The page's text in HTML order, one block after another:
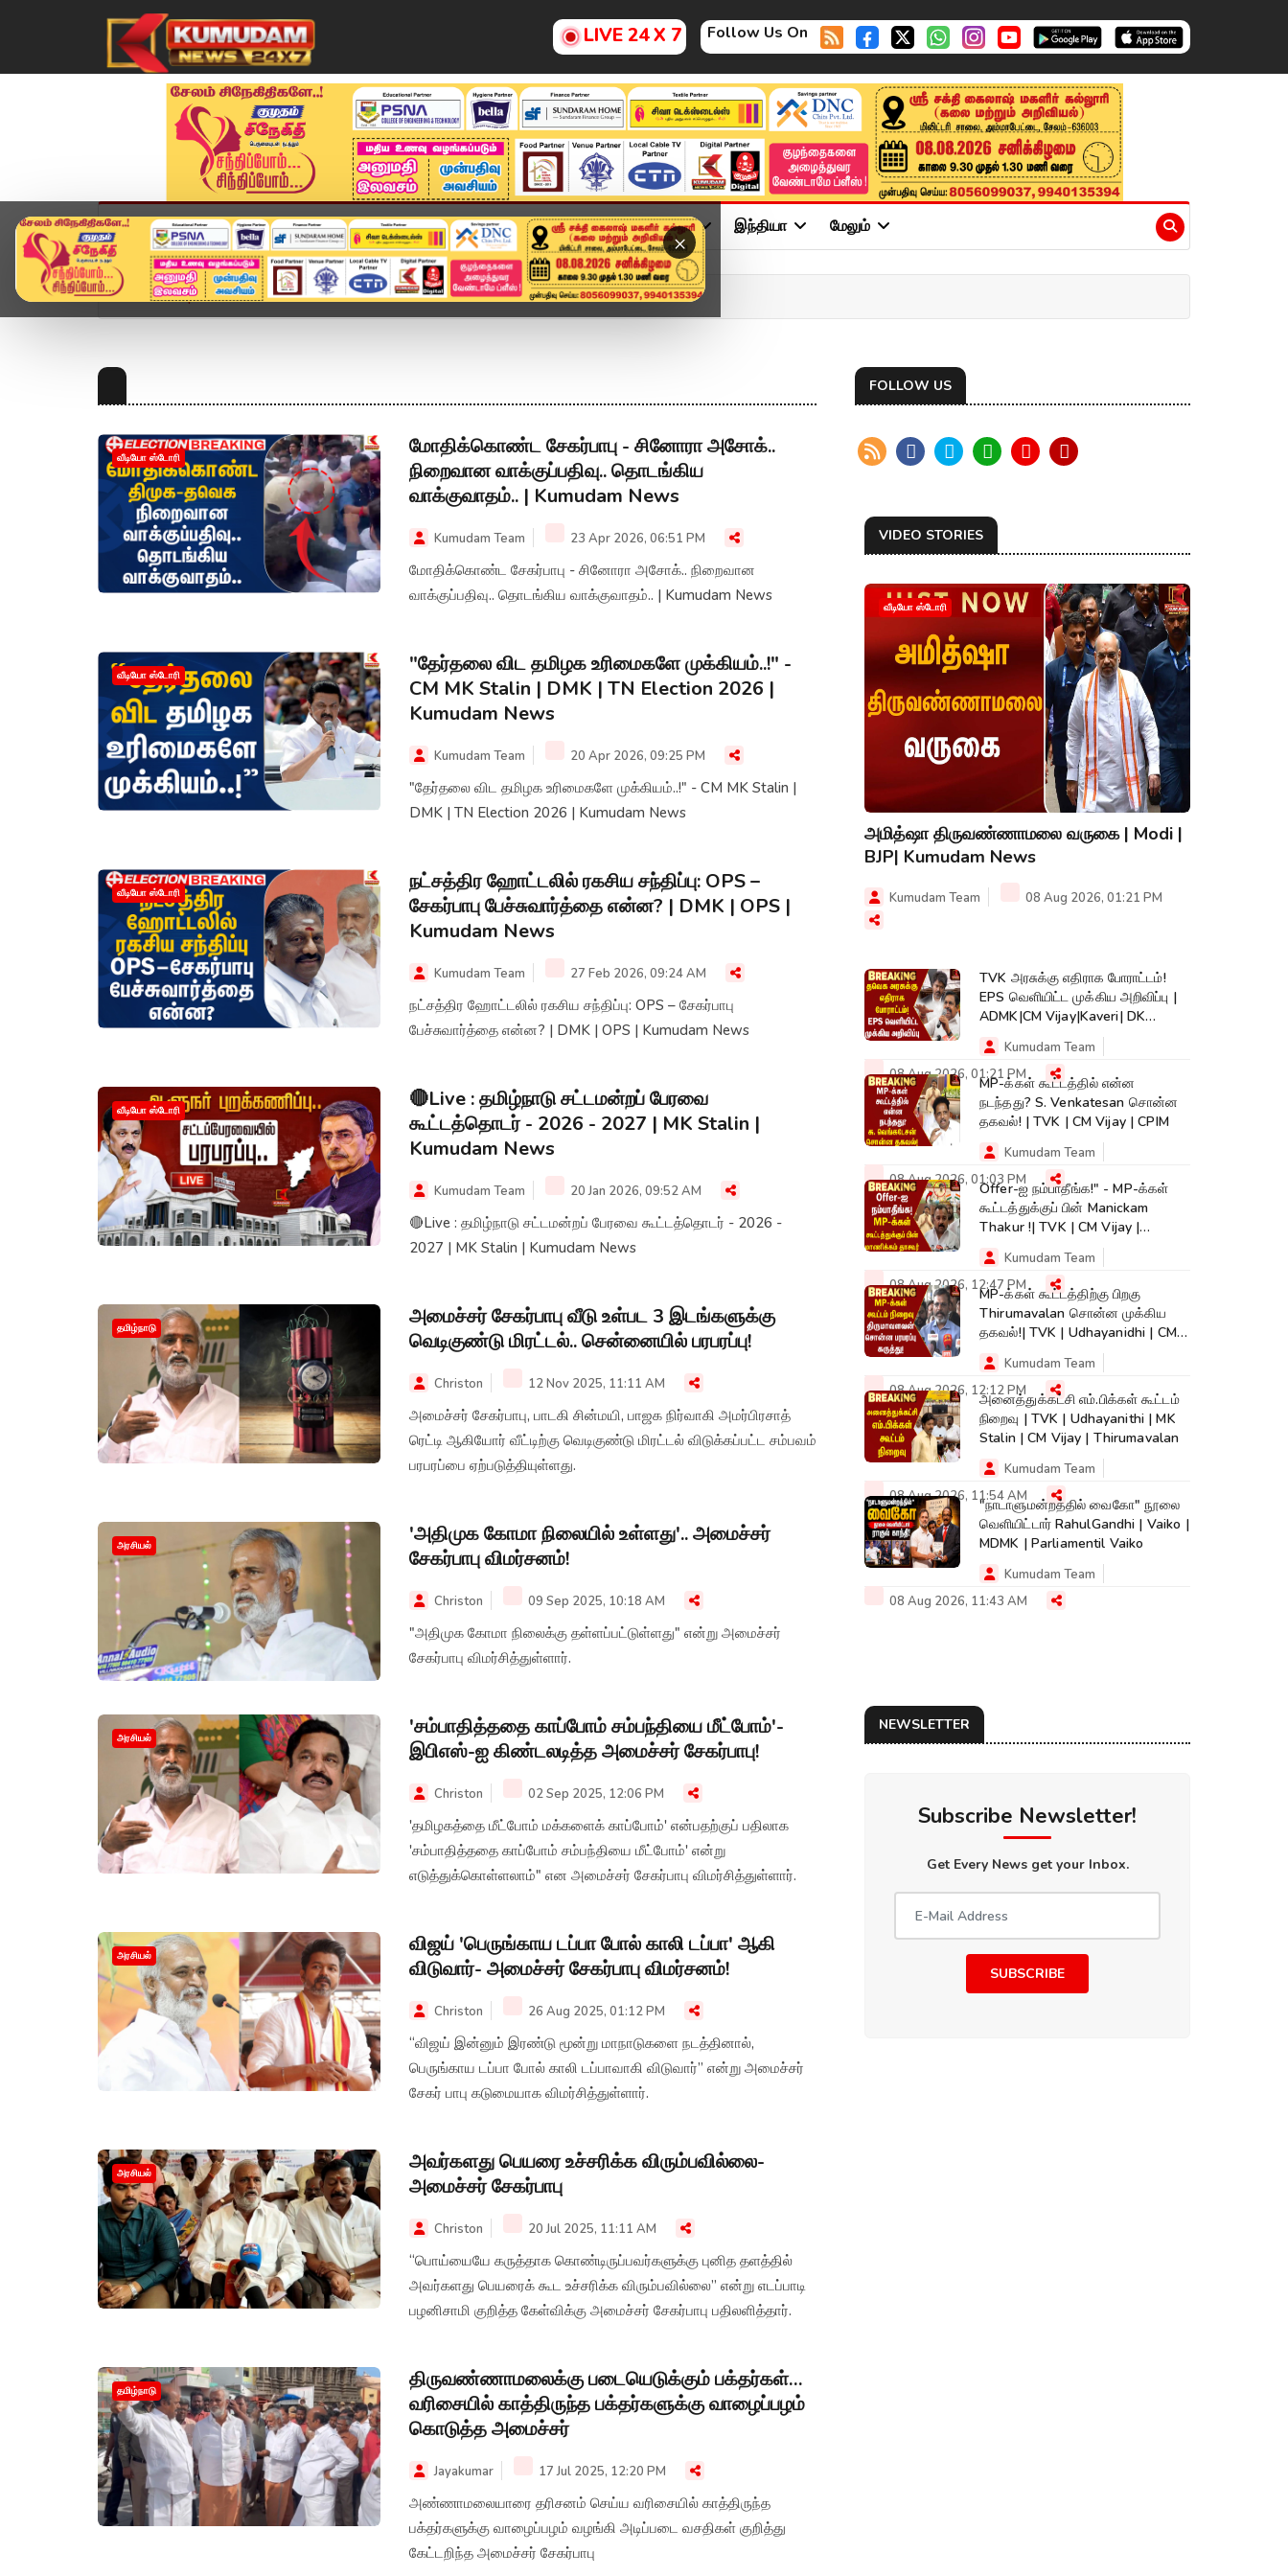
LIVE 24 X 7 Follow Us On
×
முகப்பு விளையாட்டு அண்மை தமிழ்நாடு சினிமா அரசியல் விளையாட்டு இந்தியா மேலும்
Home Topics
வீடியோ ஸ்டோரி
மோதிக்கொண்ட சேகர்பாபு - சினோரா அசோக்..
நிறைவான வாக்குப்பதிவு.. தொடங்கிய
வாக்குவாதம்.. | Kumudam News
Kumudam Team 23 Apr 2026, 06:51 PM
மோதிக்கொண்ட சேகர்பாபு - சினோரா அசோக்.. நிறைவான
வாக்குப்பதிவு.. தொடங்கிய வாக்குவாதம்.. | Kumudam News
வீடியோ ஸ்டோரி
"தேர்தலை விட தமிழக உரிமைகளே முக்கியம்..!" -
CM MK Stalin | DMK | TN Election 2026 |
Kumudam News
Kumudam Team 20 Apr 2026, 09:25 PM
"தேர்தலை விட தமிழக உரிமைகளே முக்கியம்..!" - CM MK Stalin |
DMK | TN Election 2026 | Kumudam News
வீடியோ ஸ்டோரி
நட்சத்திர ஹோட்டலில் ரகசிய சந்திப்பு: OPS –
சேகர்பாபு பேச்சுவார்த்தை என்ன? | DMK | OPS |
Kumudam News
Kumudam Team 27 Feb 2026, 09:24 AM
நட்சத்திர ஹோட்டலில் ரகசிய சந்திப்பு: OPS – சேகர்பாபு
பேச்சுவார்த்தை என்ன? | DMK | OPS | Kumudam News
வீடியோ ஸ்டோரி
🔴Live : தமிழ்நாடு சட்டமன்றப் பேரவை
கூட்டத்தொடர் - 2026 - 2027 | MK Stalin |
Kumudam News
Kumudam Team 20 Jan 2026, 09:52 AM
🔴Live : தமிழ்நாடு சட்டமன்றப் பேரவை கூட்டத்தொடர் - 2026 -
2027 | MK Stalin | Kumudam News
தமிழ்நாடு
அமைச்சர் சேகர்பாபு வீடு உள்பட 3 இடங்களுக்கு
வெடிகுண்டு மிரட்டல்.. சென்னையில் பரபரப்பு!
Christon 12 Nov 2025, 11:11 AM
அமைச்சர் சேகர்பாபு, பாடகி சின்மயி, பாஜக நிர்வாகி அமர்பிரசாத்
ரெட்டி ஆகியோர் வீட்டிற்கு வெடிகுண்டு மிரட்டல் விடுக்கப்பட்ட சம்பவம்
பரபரப்பை ஏற்படுத்தியுள்ளது.
அரசியல்
'அதிமுக கோமா நிலையில் உள்ளது'.. அமைச்சர்
சேகர்பாபு விமர்சனம்!
Christon 09 Sep 2025, 10:18 AM
"அதிமுக கோமா நிலைக்கு தள்ளப்பட்டுள்ளது" என்று அமைச்சர்
சேகர்பாபு விமர்சித்துள்ளார்.
அரசியல்
'சம்பாதித்ததை காப்போம் சம்பந்தியை மீட்போம்'-
இபிஎஸ்-ஐ கிண்டலடித்த அமைச்சர் சேகர்பாபு!
Christon 02 Sep 2025, 12:06 PM
'தமிழகத்தை மீட்போம் மக்களைக் காப்போம்' என்பதற்குப் பதிலாக
'சம்பாதித்ததை காப்போம் சம்பந்தியை மீட்போம்' என்று
எடுத்துக்கொள்ளலாம்" என அமைச்சர் சேகர்பாபு விமர்சித்துள்ளார்.
அரசியல்
விஜய் 'பெருங்காய டப்பா போல் காலி டப்பா' ஆகி
விடுவார்- அமைச்சர் சேகர்பாபு விமர்சனம்!
Christon 26 Aug 2025, 01:12 PM
“விஜய் இன்னும் இரண்டு மூன்று மாநாடுகளை நடத்தினால்,
பெருங்காய டப்பா போல் காலி டப்பாவாகி விடுவார்” என்று அமைச்சர்
சேகர் பாபு கடுமையாக விமர்சித்துள்ளார்.
அரசியல்
அவர்களது பெயரை உச்சரிக்க விரும்பவில்லை-
அமைச்சர் சேகர்பாபு
Christon 20 Jul 2025, 11:11 AM
“பொய்யையே கருத்தாக கொண்டிருப்பவர்களுக்கு புனித தளத்தில்
அவர்களது பெயரைக் கூட உச்சரிக்க விரும்பவில்லை” என்று எடப்பாடி
பழனிசாமி குறித்த கேள்விக்கு அமைச்சர் சேகர்பாபு பதிலளித்தார்.
தமிழ்நாடு
திருவண்ணாமலைக்கு படையெடுக்கும் பக்தர்கள்…
வரிசையில் காத்திருந்த பக்தர்களுக்கு வாழைப்பழம்
கொடுத்த அமைச்சர்
Jayakumar 17 Jul 2025, 12:20 PM
அண்ணாமலையாரை தரிசனம் செய்ய வரிசையில் காத்திருந்த
பக்தர்களுக்கு வாழைப்பழம் வழங்கி அடிப்படை வசதிகள் குறித்து
கேட்டறிந்த அமைச்சர் சேகர்பாபு
FOLLOW US
VIDEO STORIES
வீடியோ ஸ்டோரி
அமித்ஷா திருவண்ணாமலை வருகை | Modi |
BJP| Kumudam News
Kumudam Team 08 Aug 2026, 01:21 PM
TVK அரசுக்கு எதிராக போராட்டம்!
EPS வெளியிட்ட முக்கிய அறிவிப்பு |
ADMK|CM Vijay|Kaveri| DK
Shivakumar
Kumudam Team
08 Aug 2026, 01:21 PMMP-க்கள் கூட்டத்தில் என்ன
நடந்தது? S. Venkatesan சொன்ன
தகவல்! | TVK | CM Vijay | CPIM
Kumudam Team
08 Aug 2026, 01:03 PMOffer-ஐ நம்பாதீங்க!" - MP-க்கள்
கூட்டத்துக்குப் பின் Manickam
Thakur !| TVK | CM Vijay |
Congress
Kumudam Team
08 Aug 2026, 12:47 PMMP-க்கள் கூட்டத்திற்கு பிறகு
Thirumavalan சொன்ன முக்கிய
தகவல்!| TVK | Udhayanidhi | CM
Vijay
Kumudam Team
08 Aug 2026, 12:12 PMஅனைத்துக்கட்சி எம்.பிக்கள் கூட்டம்
நிறைவு | TVK | Udhayanithi | MK
Stalin | CM Vijay | Thirumavalan
Kumudam Team
08 Aug 2026, 11:54 AM"நாடாளுமன்றத்தில் வைகோ" நூலை
வெளியிட்டார் RahulGandhi | Vaiko |
MDMK | Parliamentil Vaiko
Kumudam Team
08 Aug 2026, 11:43 AM
NEWSLETTER
Subscribe Newsletter!
Get Every News get your Inbox.
SUBSCRIBE